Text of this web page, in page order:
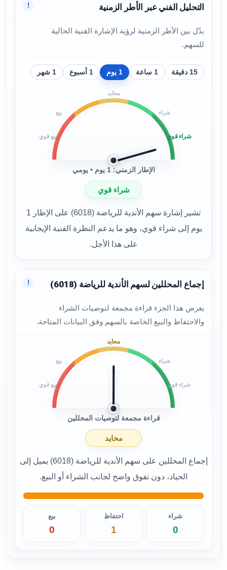
التحليل الفني عبر الأطر الزمنية
بدّل بين الأطر الزمنية لرؤية الإشارة الفنية الحالية
للسهم.
!
15 دقيقة 1 ساعة 1 يوم 1 أسبوع 1 شهر
بيع قوي
بيع
محايد
شراء
شراء قوي
الإطار الزمني: 1 يوم • يومي
شراء قوي
تشير إشارة سهم الأندية للرياضة (6018) على الإطار 1
يوم إلى شراء قوي، وهو ما يدعم النظرة الفنية الإيجابية
على هذا الأجل.
إجماع المحللين لسهم الأندية للرياضة (6018)
يعرض هذا الجزء قراءة مجمعة لتوصيات الشراء
والاحتفاظ والبيع الخاصة بالسهم وفق البيانات المتاحة.
!
بيع قوي
بيع
محايد
شراء
شراء قوي
قراءة مجمعة لتوصيات المحللين
محايد
إجماع المحللين على سهم الأندية للرياضة (6018) يميل إلى
الحياد، دون تفوق واضح لجانب الشراء أو البيع.
شراء
0
احتفاظ
1
بيع
0